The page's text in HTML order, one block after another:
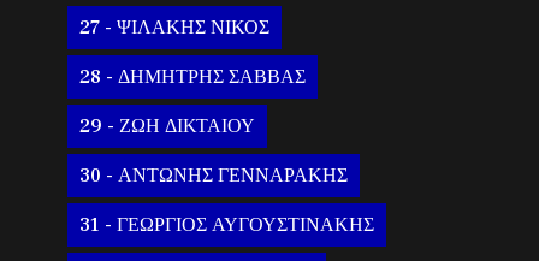
27 - ΨΙΛΑΚΗΣ ΝΙΚΟΣ
28 - ΔΗΜΗΤΡΗΣ ΣΑΒΒΑΣ
29 - ΖΩΗ ΔΙΚΤΑΙΟΥ
30 - ΑΝΤΩΝΗΣ ΓΕΝΝΑΡΑΚΗΣ
31 - ΓΕΩΡΓΙΟΣ ΑΥΓΟΥΣΤΙΝΑΚΗΣ